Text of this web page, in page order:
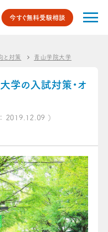
今すぐ無料受験相談
と対策 青山学院大学
学の入試対策・オ
2019.12.09 ）